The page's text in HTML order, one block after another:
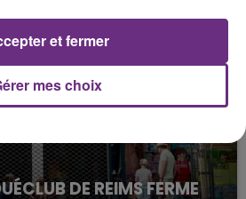
est à l'arrêt. Une situation
intense qui est toujours
DE REIMS FERME
mes choix
et fermer